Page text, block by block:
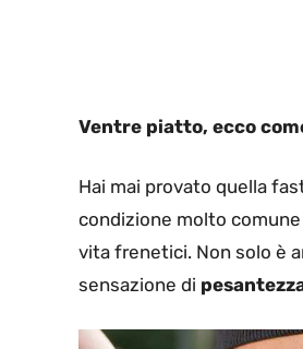
Ventre piatto, ecco
Hai mai provato quella
condizione molto
vita frenetici. Non solo è
sensazione di